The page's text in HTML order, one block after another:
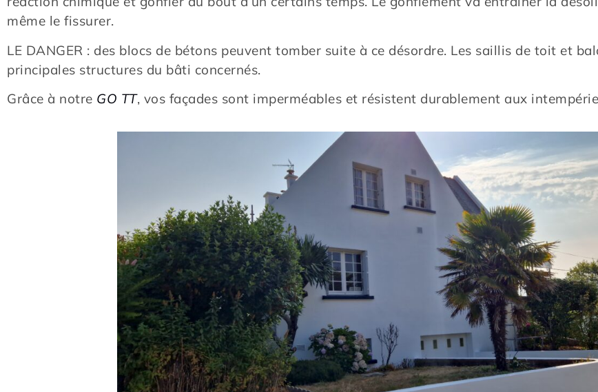
même le fissurer.
LE DANGER : des blocs de bétons peuvent tomber suite à ce désordre. Les saillis de toit et
principales structures du bâti concernés.
Grâce à notre GO TT, vos façades sont imperméables et résistent durablement aux